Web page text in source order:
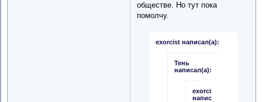
обществе. Но тут пока
помолчу.
exorcist написал(а):
Тень
написал(а):
exorcist
написал(а):